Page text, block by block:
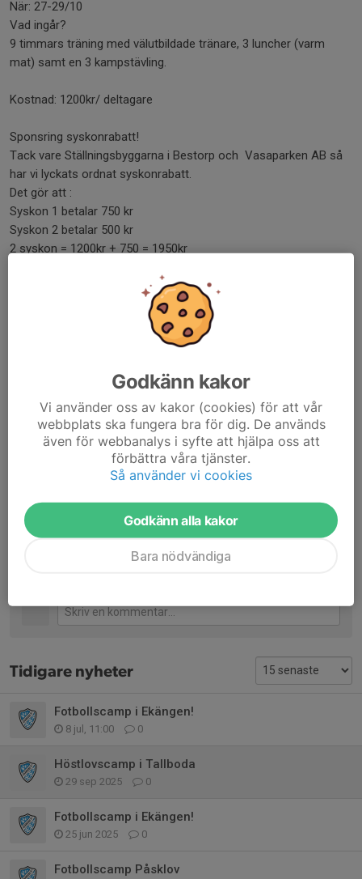
När: 27-29/10
Vad ingår?
9 timmars träning med välutbildade tränare, 3 luncher (varm
mat) samt en 3 kampstävling.
Kostnad: 1200kr/ deltagare
Sponsring syskonrabatt!
Tack vare Ställningsbyggarna i Bestorp och Vasaparken AB så
har vi lyckats ordnat syskonrabatt.
Det gör att :
Syskon 1 betalar 750 kr
Syskon 2 betalar 500 kr
2 syskon = 1200kr + 750 = 1950kr
robinpettersson80@hotmail.com
- plats (Tallboda)
Andra kontaktuppgifter:
www.fkiostergotland.se
Dela nyhet
Tidigare nyheter
Fotbollscamp i Ekängen!
8 jul, 11:00 0
Höstlovscamp i Tallboda
29 sep 2025 0
Fotbollscamp i Ekängen!
25 jun 2025 0
Fotbollscamp Påsklov
Godkänn kakor
Vi använder oss av kakor (cookies) för att vår
webbplats ska fungera bra för dig. De används
även för webbanalys i syfte att hjälpa oss att
förbättra våra tjänster.
Så använder vi cookies
Godkänn alla kakor
Bara nödvändiga